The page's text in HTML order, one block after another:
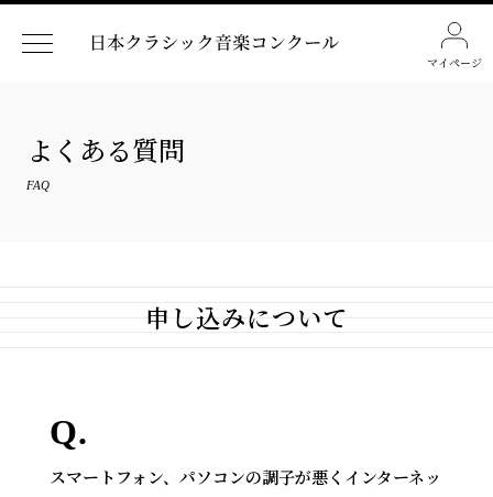
マイページ
よくある質問
FAQ
申し込みについて
スマートフォン、パソコンの調子が悪くインターネッ